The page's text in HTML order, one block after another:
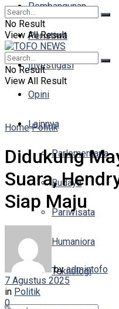
Pembangunan
Peristiwa
Investigasi
Opini
Lainnya
Parlementaria
Budaya
Pariwisata
Humaniora
Teknologi
No Result
View All Result
No Result
View All Result
Home Politik
Didukung
Suara,
Siap Maju
by admintofo
7 Agustus 2025
in Politik
0